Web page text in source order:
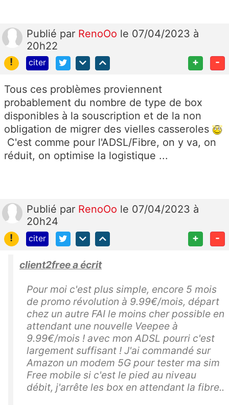
Publié par RenoOo le 07/04/2023 à
20h22
!
citer + -
Tous ces problèmes proviennent
probablement du nombre de type de box
disponibles à la souscription et de la non
obligation de migrer des vielles casseroles
C'est comme pour l'ADSL/Fibre, on y va, on
réduit, on optimise la logistique ...
Publié par RenoOo le 07/04/2023 à
20h24
!
citer + -
client2free a écrit
Pour moi c'est plus simple, encore 5 mois
de promo révolution à 9.99€/mois, départ
chez un autre FAI le moins cher possible en
attendant une nouvelle Veepee à
9.99€/mois ! avec mon ADSL pourri c'est
largement suffisant ! J'ai commandé sur
Amazon un modem 5G pour tester ma sim
Free mobile si c'est le pied au niveau
débit, j'arrête les box en attendant la fibre..